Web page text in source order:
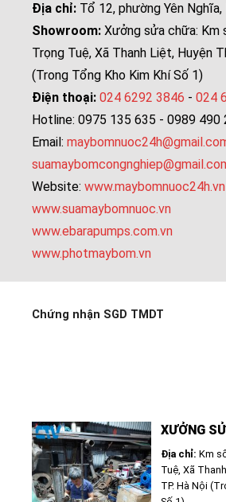
Địa chỉ:Tổ 12, phường Yên Nghĩa,
Showroom:Xưởng sửa chữa: Km
Trọng Tuệ, Xã Thanh Liệt, Huyện
(Trong Tổng Kho Kim Khí Số 1)
Điện thoại: 024 6292 3846 - 024
Hotline: 0975 135 635 - 0989 490
Email:
Website: www.maybomnuoc24h.vn
www.suamaybomnuoc.vn
www.ebarapumps.com.vn
www.photmaybom.vn
Chứng nhận SGD TMDT
XƯỞNG
Địa chỉ: Km
Tuệ, Xã
TP. Hà Nội